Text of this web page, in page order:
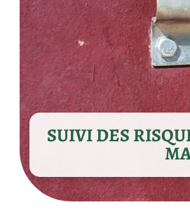
SUIVI DES